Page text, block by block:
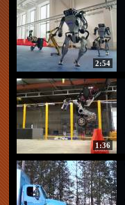
2:54
1:36